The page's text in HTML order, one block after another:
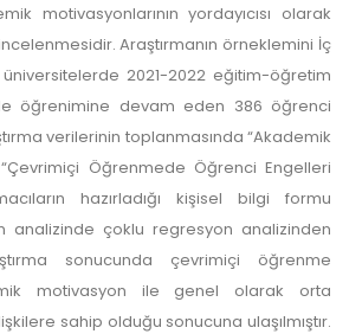
motivasyonlarının yordayıcısı olarak
Araştırmanın örneklemini İç
2021-2022 eğitim-öğretim
öğrenimine devam eden 386 öğrenci
verilerinin toplanmasında “Akademik
Öğrenmede Öğrenci Engelleri
hazırladığı kişisel bilgi formu
analizinde çoklu regresyon analizinden
sonucunda çevrimiçi öğrenme
motivasyon ile genel olarak orta
sahip olduğu sonucuna ulaşılmıştır.